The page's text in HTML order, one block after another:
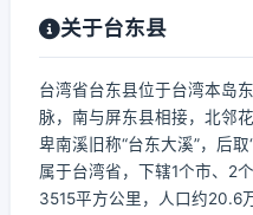
关于台东县
台湾省台东县位于台湾本岛
脉，南与屏东县相接，北邻
卑南溪旧称“台东大溪”，后
属于台湾省，下辖1个市、2
3515平方公里，人口约20.6